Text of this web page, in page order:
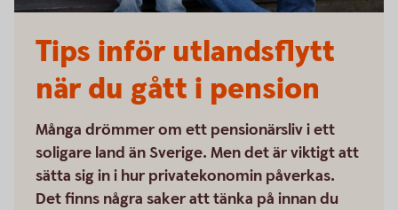
Tips inför utlandsflytt
när du gått i pension
Många drömmer om ett pensionärsliv i ett
soligare land än Sverige. Men det är viktigt att
sätta sig in i hur privatekonomin påverkas.
Det finns några saker att tänka på innan du